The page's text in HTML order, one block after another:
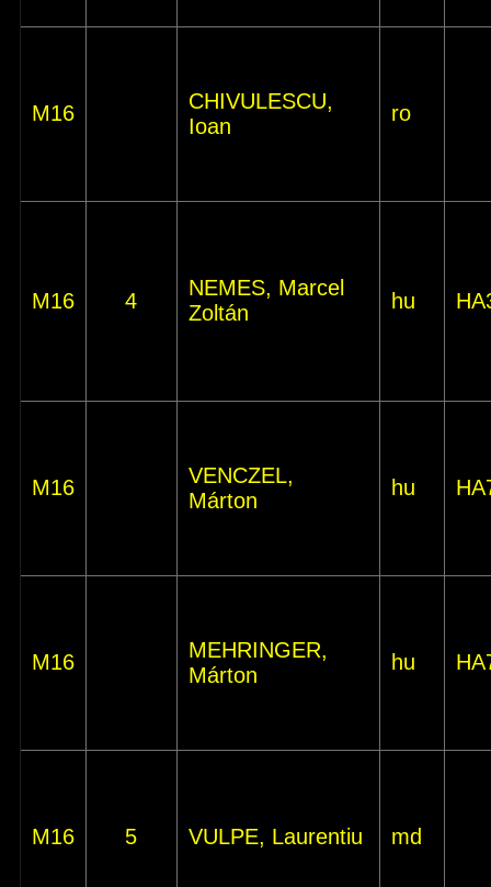
M16
CHIVULESCU,
Ioan
ro
M16 4
NEMES, Marcel
Zoltán
hu
M16
VENCZEL,
Márton
hu
M16
MEHRINGER,
Márton
hu
M16 5 VULPE, Laurentiu md